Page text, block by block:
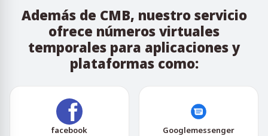
Además de CMB, nuestro servicio
ofrece números virtuales
temporales para aplicaciones y
plataformas como:
facebook Googlemessenger